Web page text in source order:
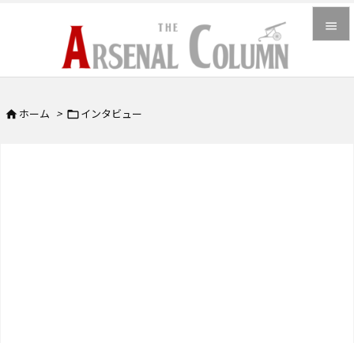

メニュ
 ホーム > インタビュー